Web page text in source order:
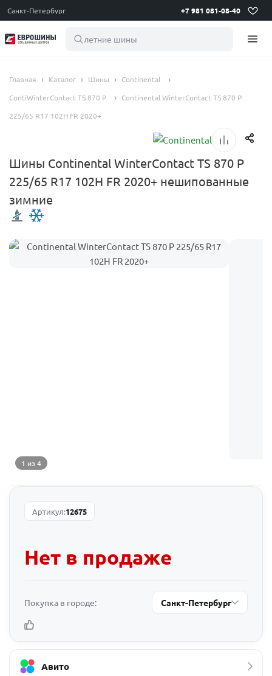
Санкт-Петербург +7 981 081-08-40
летние шины 195
Главная Каталог Шины
Continental
ContiWinterContact TS 870 P
Continental WinterContact TS 870 P
225/65 R17 102H FR 2020+
Шины Continental WinterContact TS 870 P
225/65 R17 102H FR 2020+ нешипованные
зимние
1 из 4
Артикул:12675
Нет в продаже
Покупка в городе: Санкт-Петербург
Авито